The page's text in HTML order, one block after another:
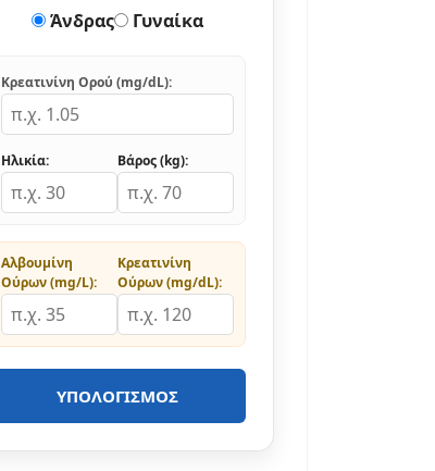
Άνδρας Γυναίκα
Κρεατινίνη Ορού (mg/dL):
Ηλικία: Βάρος (kg):
Αλβουμίνη
Ούρων (mg/L):
Κρεατινίνη
Ούρων (mg/dL):
ΥΠΟΛΟΓΙΣΜΌΣ